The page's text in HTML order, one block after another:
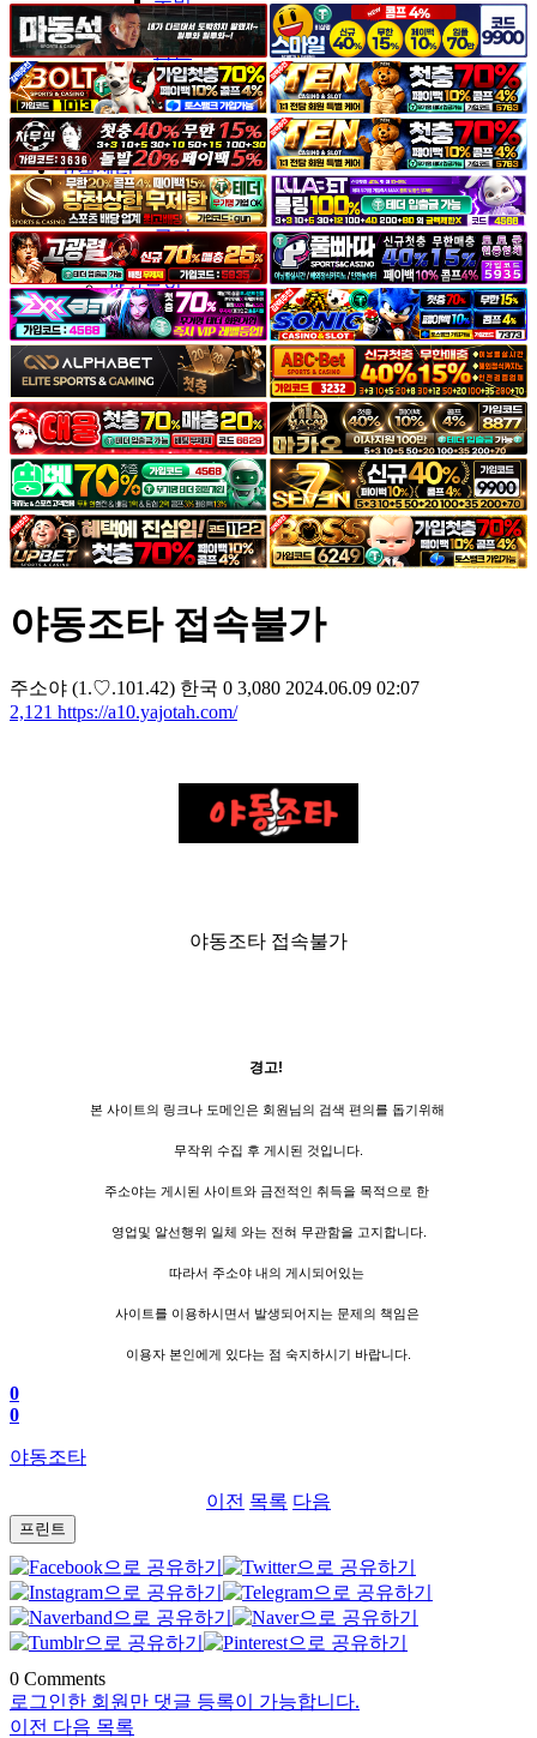
후방주의
움짤
스포츠
기타
야썰
고객센터
공지&이벤트
공지
1:1문의
광고문의
야동조타 접속불가
주소야 (1.♡.101.42) 한국 0 3,080 2024.06.09 02:07
2,121 https://a10.yajotah.com/
야동조타 접속불가
경고!
본 사이트의 링크나 도메인은 회원님의 검색 편의를 돕기위해
무작위 수집 후 게시된 것입니다.
주소야는 게시된 사이트와 금전적인 취득을 목적으로 한
영업및 알선행위 일체 와는 전혀 무관함을 고지합니다.
따라서 주소야 내의 게시되어있는
사이트를 이용하시면서 발생되어지는 문제의 책임은
이용자 본인에게 있다는 점 숙지하시기 바랍니다.
0
0
야동조타
이전 목록 다음
프린트
0 Comments
로그인한 회원만 댓글 등록이 가능합니다.
이전 다음 목록